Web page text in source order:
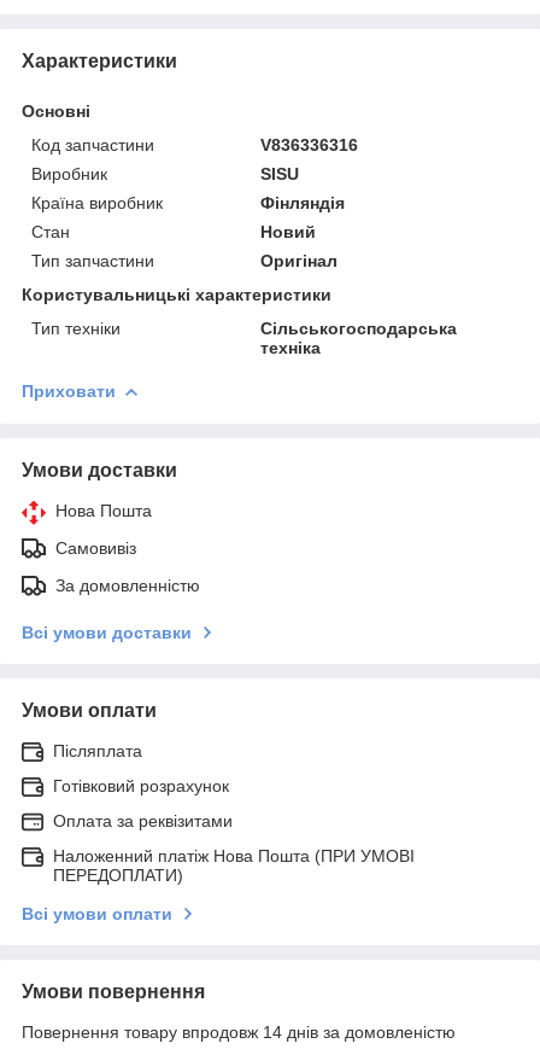
Характеристики
Основні
Код запчастини
V836336316
Виробник
SISU
Країна виробник
Фінляндія
Стан
Новий
Тип запчастини
Оригінал
Користувальницькі характеристики
Тип техніки
Сільськогосподарська
техніка
Приховати
Умови доставки
Нова Пошта
Самовивіз
За домовленністю
Всі умови доставки
Умови оплати
Післяплата
Готівковий розрахунок
Оплата за реквізитами
Наложенний платіж Нова Пошта (ПРИ УМОВІ
ПЕРЕДОПЛАТИ)
Всі умови оплати
Умови повернення
Повернення товару впродовж 14 днів за домовленістю